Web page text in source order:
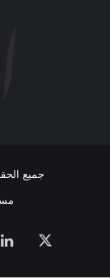
جميع